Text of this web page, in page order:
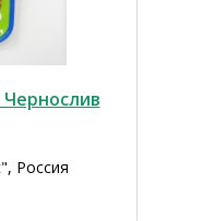
Чернослив
Россия